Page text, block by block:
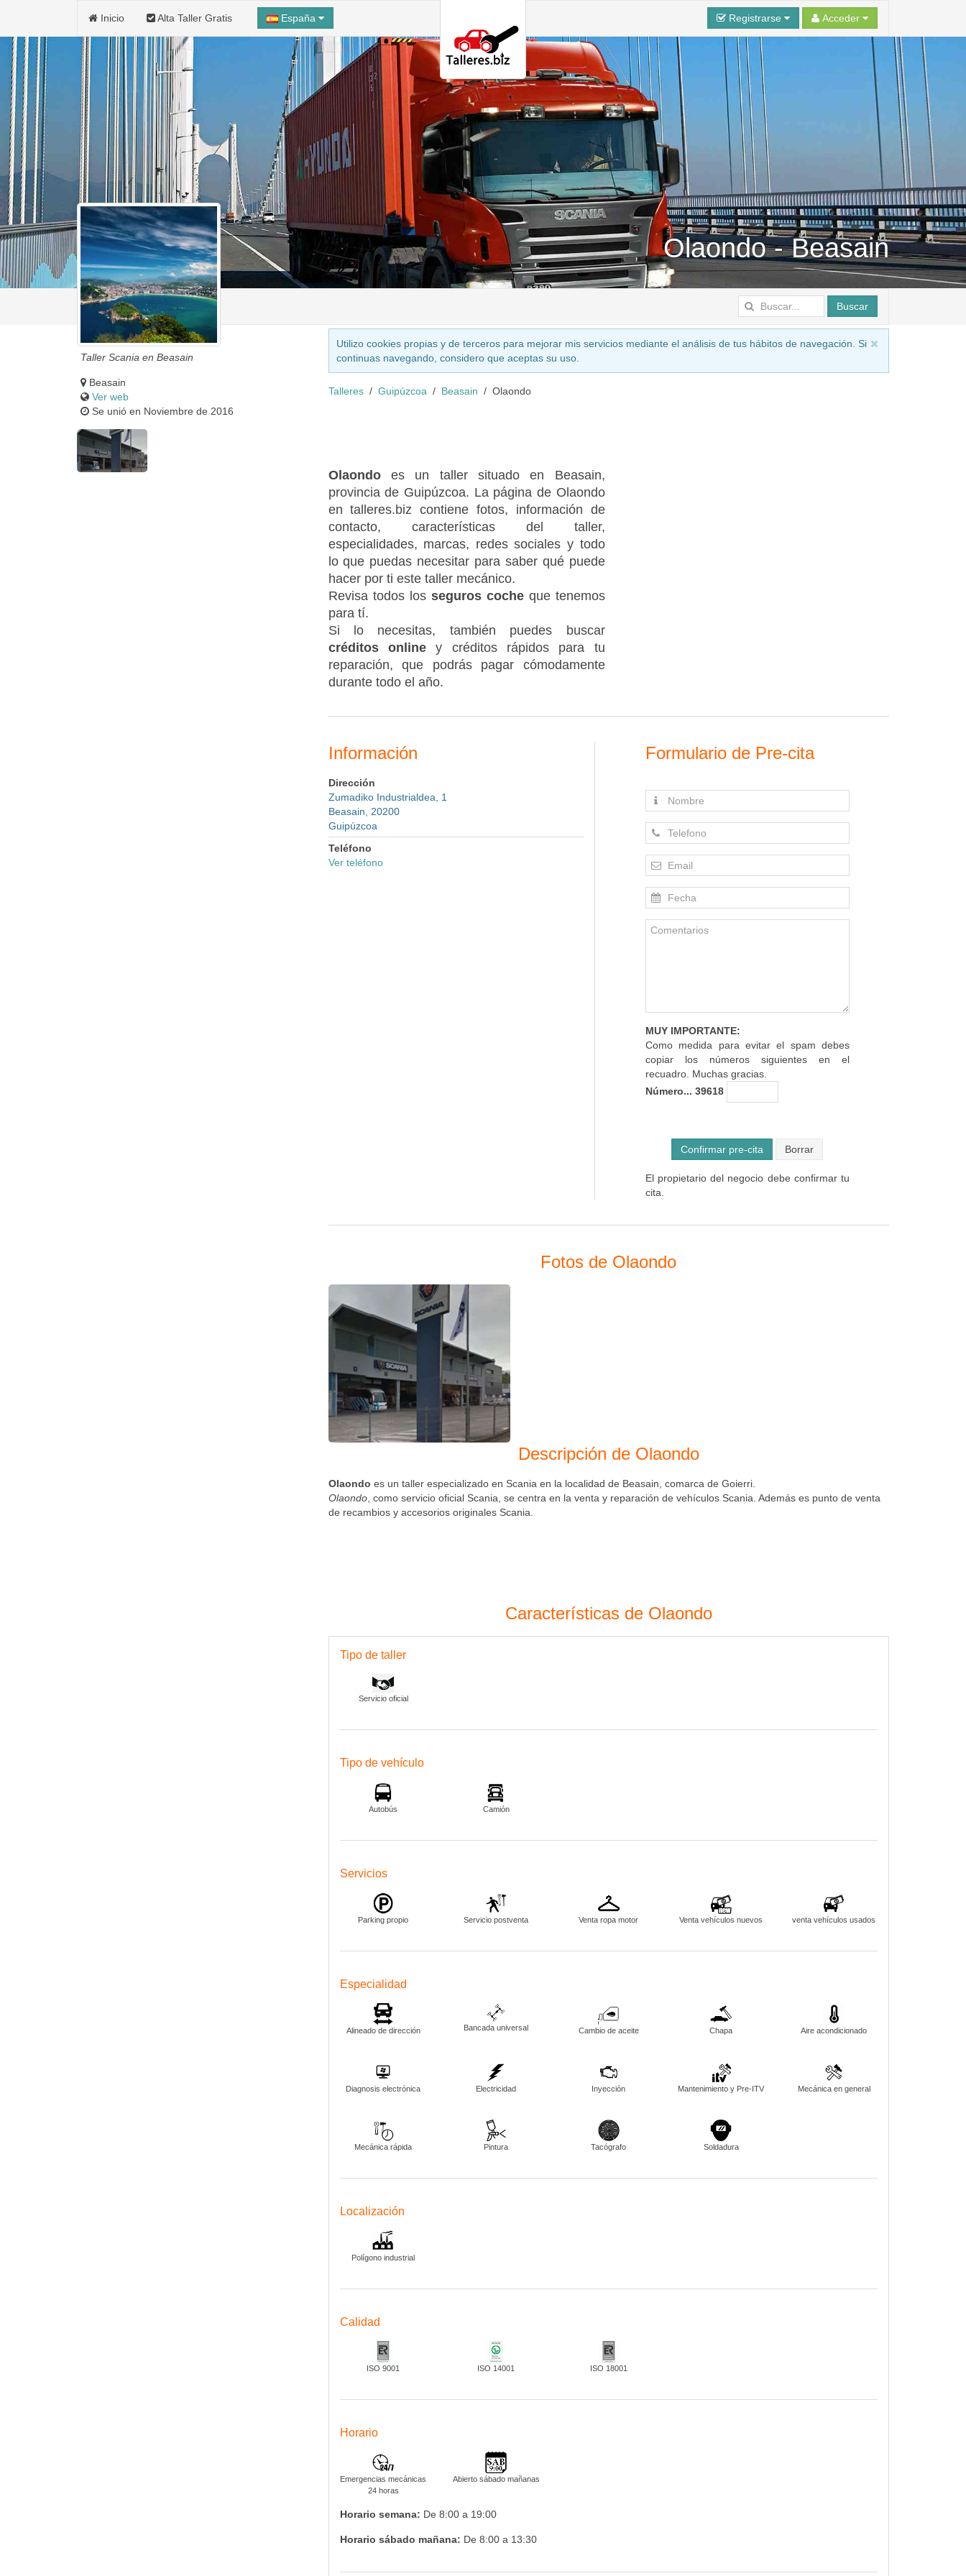
Inicio Alta Taller Gratis España Registrarse Acceder
Olaondo - Beasain
Buscar
Taller Scania en Beasain
Beasain
Ver web
Se unió en Noviembre de 2016
Utilizo cookies propias y de terceros para mejorar mis servicios mediante el análisis de tus hábitos de navegación. Si
continuas navegando, considero que aceptas su uso.
Talleres Guipúzcoa Beasain Olaondo
Olaondoes un taller situado en Beasain,
provincia de Guipúzcoa. La página de Olaondo
en talleres.biz contiene fotos, información de
contacto, características del taller,
especialidades, marcas, redes sociales y todo
lo que puedas necesitar para saber qué puede
hacer por ti este taller mecánico.
Revisa todos los seguros cocheque tenemos
para tí.
Si lo necesitas, también puedes buscar
créditos onliney créditos rápidos para tu
reparación, que podrás pagar cómodamente
durante todo el año.
Información
Dirección
Zumadiko Industrialdea, 1
Beasain, 20200
Guipúzcoa
Teléfono
Ver teléfono
Formulario de Pre-cita
MUY IMPORTANTE:
Como medida para evitar el spam debes
copiar los números siguientes en el
recuadro. Muchas gracias.
Número... 39618
Confirmar pre-cita
El propietario del negocio debe confirmar tu
cita.
Fotos de Olaondo
Descripción de Olaondo
Olaondo es un taller especializado en Scania en la localidad de Beasain, comarca de Goierri.
Olaondo, como servicio oficial Scania, se centra en la venta y reparación de vehículos Scania. Además es punto de venta
de recambios y accesorios originales Scania.
Características de Olaondo
Tipo de taller
Servicio oficial
Tipo de vehículo
Autobús Camión
Servicios
Parking propio Servicio postventa Venta ropa motor Venta vehículos nuevos venta vehículos usados
Especialidad
Alineado de dirección Bancada universal Cambio de aceite Chapa Aire acondicionado
Diagnosis electrónica Electricidad Inyección Mantenimiento y Pre-ITV Mecánica en general
Mecánica rápida Pintura Tacógrafo Soldadura
Localización
Polígono industrial
Calidad
ISO 9001 ISO 14001 ISO 18001
Horario
Emergencias mecánicas
24 horas
Abierto sábado mañanas
Horario semana: De 8:00 a 19:00
Horario sábado mañana: De 8:00 a 13:30